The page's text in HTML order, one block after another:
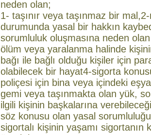
neden olan;
1- taşınır veya taşınmaz bir
durumunda yasal bir hakkın
sorumluluk oluşmasına neden
ölüm veya yaralanma halinde
bağı ile bağlı olduğu kişiler için
olabilecek bir hayat4-sigorta
poliçesi için bina veya içindeki
gemi veya taşınmakta olan yük,
ilgili kişinin başkalarına
söz konusu olan yasal
sigortalı kişinin yaşamı sigortanın